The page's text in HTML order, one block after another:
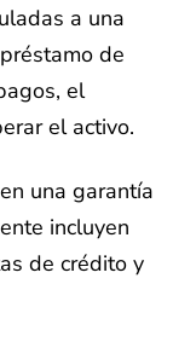
a una
de
el
el activo.
una garantía
incluyen
de crédito y